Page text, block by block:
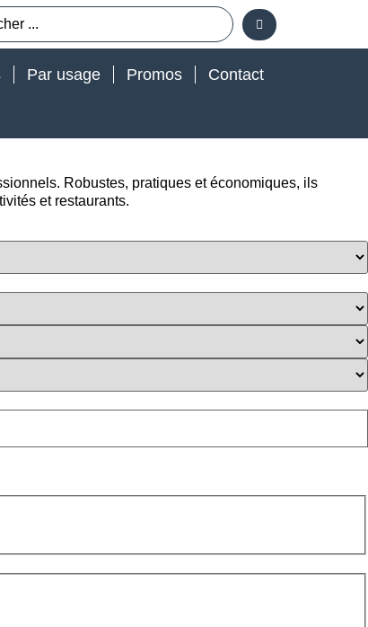
Par usage Promos Contact
Robustes, pratiques et économiques, ils
et restaurants.